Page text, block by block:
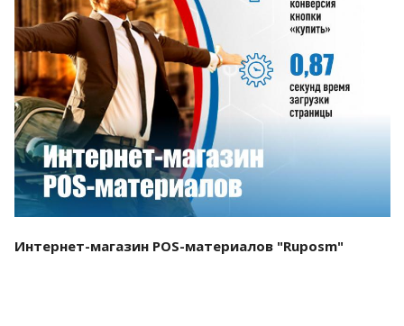
Смотреть проект
Интернет-магазин POS-материалов "Ruposm"